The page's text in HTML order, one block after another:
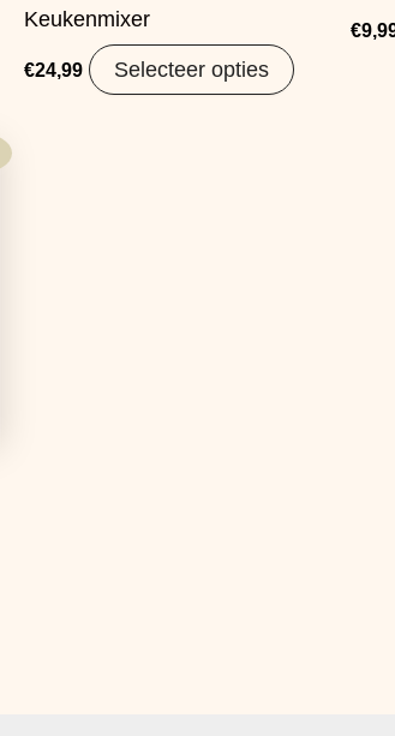
Keukenmixer
€24,99 Selecteer opties
€